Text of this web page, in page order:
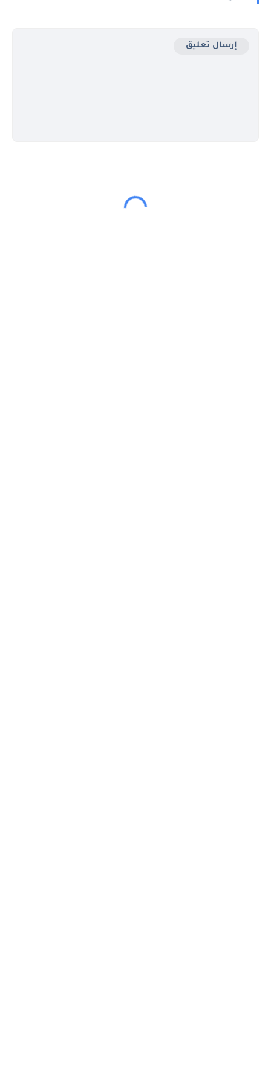
إرسال تعليق